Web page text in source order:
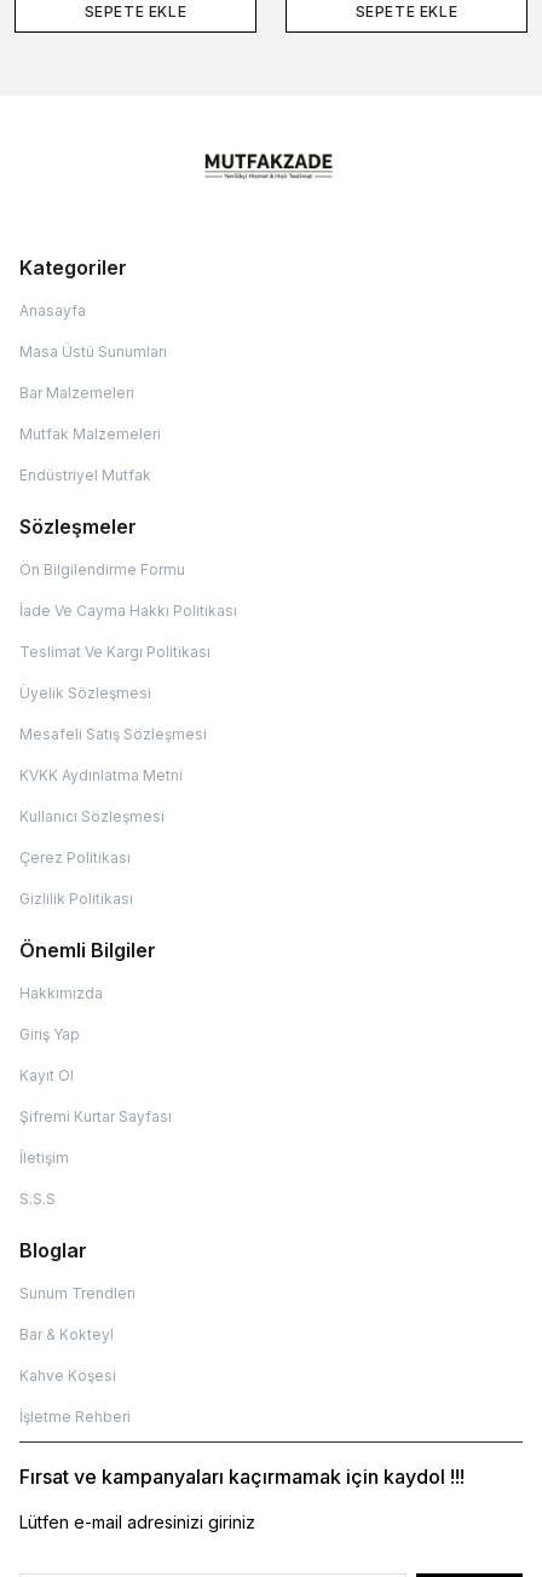
SEPETE EKLE SEPETE EKLE
Kategoriler
Anasayfa
Masa Üstü Sunumları
Bar Malzemeleri
Mutfak Malzemeleri
Endüstriyel Mutfak
Sözleşmeler
Ön Bilgilendirme Formu
İade Ve Cayma Hakkı Politikası
Teslimat Ve Kargı Politikası
Üyelik Sözleşmesi
Mesafeli Satış Sözleşmesi
KVKK Aydınlatma Metni
Kullanıcı Sözleşmesi
Çerez Politikası
Gizlilik Politikası
Önemli Bilgiler
Hakkımızda
Giriş Yap
Kayıt Ol
Şifremi Kurtar Sayfası
İletişim
S.S.S
Bloglar
Sunum Trendleri
Bar & Kokteyl
Kahve Köşesi
İşletme Rehberi
Fırsat ve kampanyaları kaçırmamak için kaydol !!!
Lütfen e-mail adresinizi giriniz